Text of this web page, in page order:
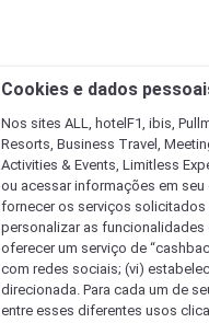
Cookies e dados
Nos sites ALL, hotelF1, ibis,
Resorts, Business Travel,
Activities & Events, Limitless
ou acessar informações em
fornecer os serviços solicitados
personalizar as
oferecer um serviço de
com redes sociais; (vi)
direcionada. Para cada um de
entre esses diferentes usos